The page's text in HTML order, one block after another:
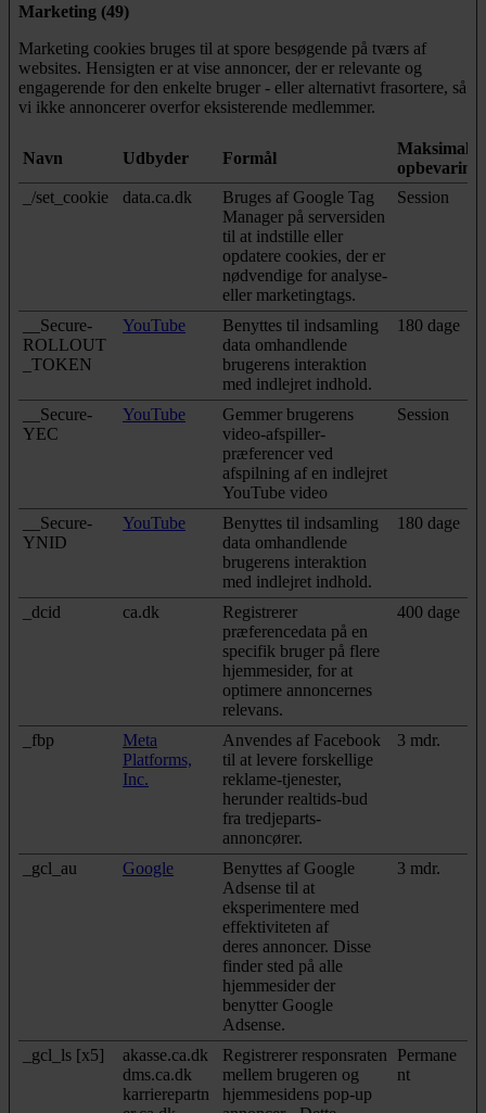
Marketing (49)
Marketing cookies bruges til at spore besøgende på tværs af
websites. Hensigten er at vise annoncer, der er relevante og
engagerende for den enkelte bruger - eller alternativt frasortere, så
vi ikke annoncerer overfor eksisterende medlemmer.
Navn Udbyder Formål
Maksimal
_/set_cookie
data.ca.dk
Bruges af Google Tag
Manager på serversiden
til at indstille eller
opdatere cookies, der er
nødvendige for analyse-
eller marketingtags.
Session
__Secure-
ROLLOUT
_TOKEN
YouTube
Benyttes til indsamling
data omhandlende
brugerens interaktion
med indlejret indhold.
180 dage
__Secure-
YEC
YouTube
Gemmer brugerens
video-afspiller-
præferencer ved
afspilning af en indlejret
YouTube video
Session
__Secure-
YNID
YouTube
Benyttes til indsamling
data omhandlende
brugerens interaktion
med indlejret indhold.
180 dage
_dcid ca.dk
Registrerer
præferencedata på en
specifik bruger på flere
hjemmesider, for at
optimere annoncernes
relevans.
400 dage
_fbp
Meta
Platforms,
Inc.
Anvendes af Facebook
til at levere forskellige
reklame-tjenester,
herunder realtids-bud
fra tredjeparts-
annoncører.
3 mdr.
_gcl_au Google
Benyttes af Google
Adsense til at
eksperimentere med
effektiviteten af
deres annoncer. Disse
finder sted på alle
hjemmesider der
benytter Google
Adsense.
3 mdr.
_gcl_ls [x5]
akasse.ca.dk
dms.ca.dk
karrierepartn
Registrerer responsraten
mellem brugeren og
hjemmesidens pop-up
Permane
nt